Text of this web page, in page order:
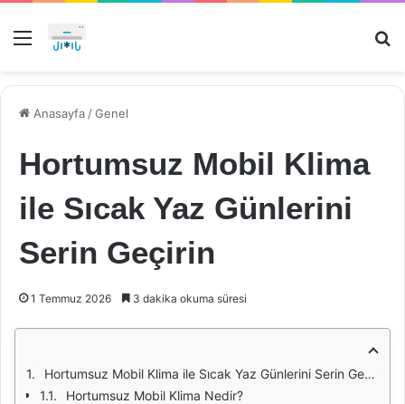
Menü
Anasayfa /Genel
Hortumsuz Mobil Klima
ile Sıcak Yaz Günlerini
Serin Geçirin
1 Temmuz 2026 3 dakika okuma süresi
Hortumsuz Mobil Klima ile Sıcak Yaz Günlerini Serin Geçirin
Hortumsuz Mobil Klima Nedir?